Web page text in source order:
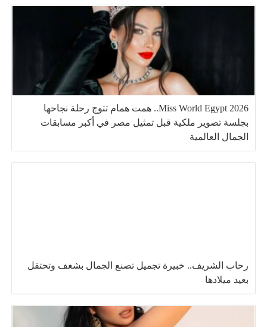
Miss World Egypt 2026.. همت همام تتوج رحلة نجاحها
بجلسة تصوير ملكية قبل تمثيل مصر في أكبر مسابقات
الجمال العالمية
رحاب الشريف.. خبيرة تجميل تصنع الجمال بشغف وتحتفل
بعيد ميلادها